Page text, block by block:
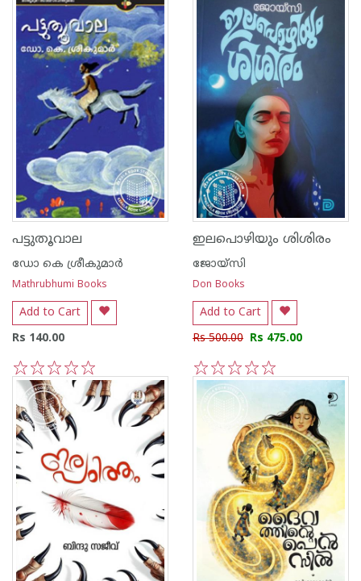
പട്ടുതൂവാല
ഡോ കെ ശ്രീകുമാര്‍
Mathrubhumi Books
Add to Cart
Rs 140.00
5
3
2
1
ഇലപൊഴിയും ശിശിരം
ജോയ്‌സി
Don Books
Add to Cart
Rs 500.00 Rs 475.00
5
4
3
2
1